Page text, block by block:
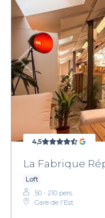
4,5
La Fabrique
Loft
50 - 210 pers.
Gare de l'Est